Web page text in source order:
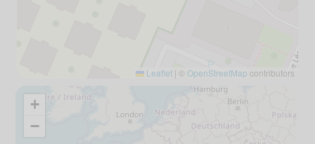
Leaflet | © OpenStreetMap contributors
+
−